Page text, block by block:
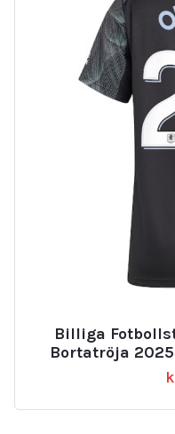
Billiga
Bortatröja